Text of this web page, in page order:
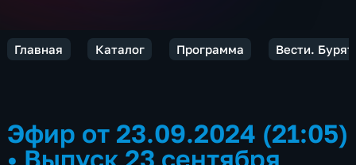
Главная Каталог Программа Вести.
Эфир от 23.09.2024 (21:05)
• Выпуск 23 сентября